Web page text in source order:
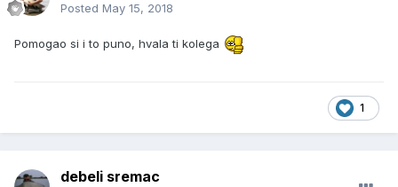
Posted May 15, 2018
Pomogao si i to puno, hvala ti kolega
1
debeli sremac